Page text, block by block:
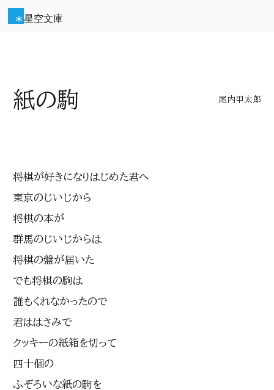
星空文庫
紙の駒 尾内甲太郎
将棋が好きになりはじめた君へ
東京のじいじから
将棋の本が
群馬のじいじからは
将棋の盤が届いた
でも将棋の駒は
誰もくれなかったので
君ははさみで
クッキーの紙箱を切って
四十個の
ふぞろいな紙の駒を